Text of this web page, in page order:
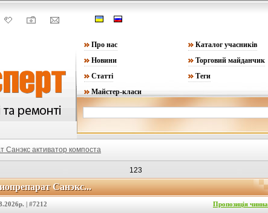
Про нас Каталог учасників
Новини
Торговий майданчик
Статті
Теги
Майстер-класи
Санэкс активатор компоста
123
Санэкс...
Санэкс...
| #7212 Пропозиція чинна